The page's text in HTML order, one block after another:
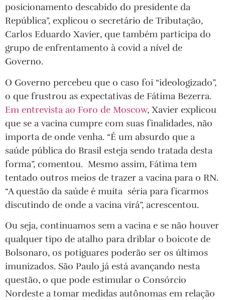
posicionamento descabido do presidente da
República”, explicou o secretário de Tributação,
Carlos Eduardo Xavier, que também participa do
grupo de enfrentamento à covid a nível de
Governo.
O Governo percebeu que o caso foi “ideologizado”,
o que frustrou as expectativas de Fátima Bezerra.
Em entrevista ao Foro de Moscow, Xavier explicou
que se a vacina cumpre com suas finalidades, não
importa de onde venha. “É um absurdo que a
saúde pública do Brasil esteja sendo tratada desta
forma”, comentou. Mesmo assim, Fátima tem
tentado outros meios de trazer a vacina para o RN.
“A questão da saúde é muita séria para ficarmos
discutindo de onde a vacina virá”, acrescentou.
Ou seja, continuamos sem a vacina e se não houver
qualquer tipo de atalho para driblar o boicote de
Bolsonaro, os potiguares poderão ser os últimos
imunizados. São Paulo já está avançando nesta
questão, o que pode estimular o Consórcio
Nordeste a tomar medidas autônomas em relação